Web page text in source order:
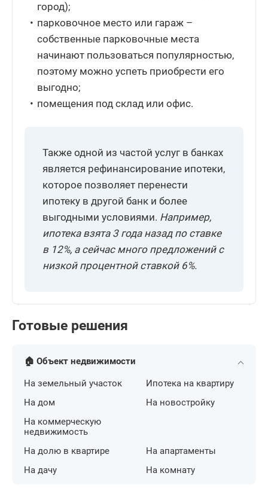
город);
парковочное место или гараж –
собственные парковочные места
начинают пользоваться популярностью,
поэтому можно успеть приобрести его
выгодно;
помещения под склад или офис.
Также одной из частой услуг в банках
является рефинансирование ипотеки,
которое позволяет перенести
ипотеку в другой банк и более
выгодными условиями. Например,
ипотека взята 3 года назад по ставке
в 12%, а сейчас много предложений с
низкой процентной ставкой 6%.
Готовые решения
🏠 Объект недвижимости
На земельный участок
На дом
На коммерческую
недвижимость
Ипотека на квартиру
На новостройку
На долю в квартире
На дачу
На апартаменты
На комнату